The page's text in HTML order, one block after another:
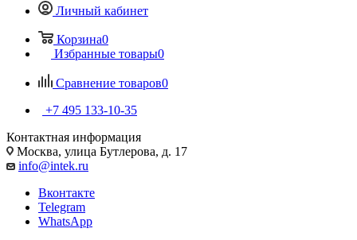
Личный кабинет
Корзина0
Избранные товары0
Сравнение товаров0
+7 495 133-10-35
Контактная информация
Москва, улица Бутлерова, д. 17
info@intek.ru
Вконтакте
Telegram
WhatsApp